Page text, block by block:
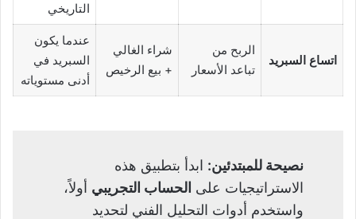
التاريخي
اتساع السبريد
الربح من
تباعد الأسعار
شراء الغالي
+ بيع الرخيص
عندما يكون
السبريد في
أدنى مستوياته
نصيحة للمبتدئين: ابدأ بتطبيق هذه
الاستراتيجيات على الحساب التجريبي أولاً،
واستخدم أدوات التحليل الفني لتحديد